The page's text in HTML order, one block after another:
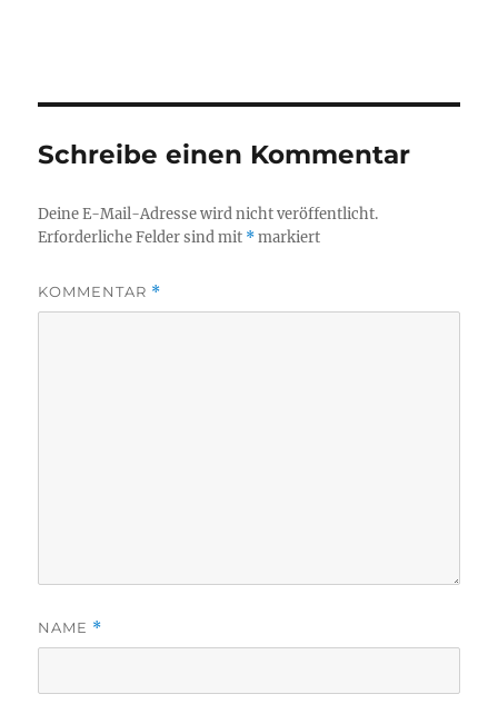
Schreibe einen Kommentar
Deine E-Mail-Adresse wird nicht veröffentlicht.
Erforderliche Felder sind mit *markiert
KOMMENTAR *
NAME *